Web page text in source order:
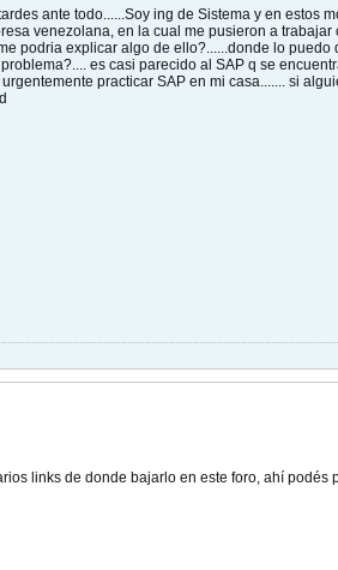
ante todo......Soy ing de Sistema y en estos
venezolana, en la cual me pusieron a
podria explicar algo de ello?......donde lo
es casi parecido al SAP q se
practicar SAP en mi casa....... si
links de donde bajarlo en este foro, ahí podés